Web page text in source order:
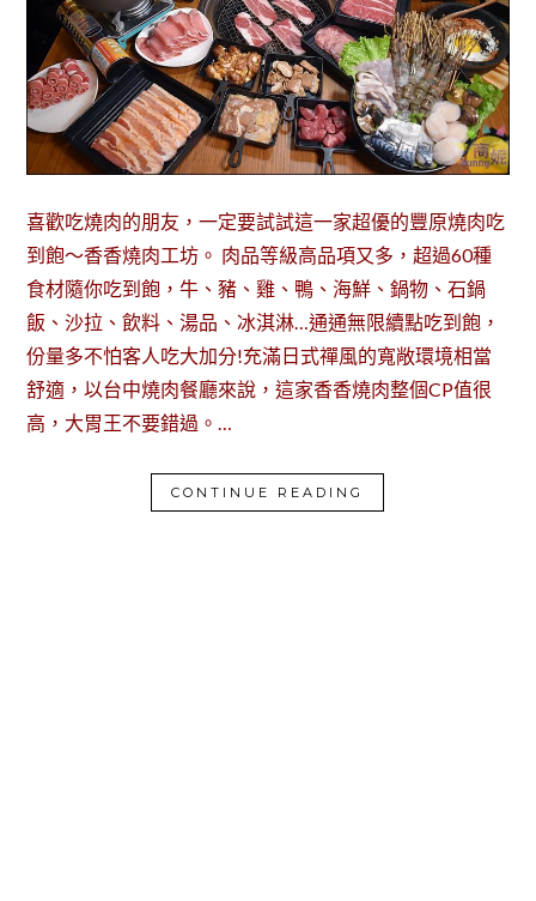
喜歡吃燒肉的朋友，一定要試試這一家超優的豐原燒肉吃
到飽～香香燒肉工坊。 肉品等級高品項又多，超過60種
食材隨你吃到飽，牛、豬、雞、鴨、海鮮、鍋物、石鍋
飯、沙拉、飲料、湯品、冰淇淋…通通無限續點吃到飽，
份量多不怕客人吃大加分!充滿日式禪風的寬敞環境相當
舒適，以台中燒肉餐廳來說，這家香香燒肉整個CP值很
高，大胃王不要錯過。…
CONTINUE READING